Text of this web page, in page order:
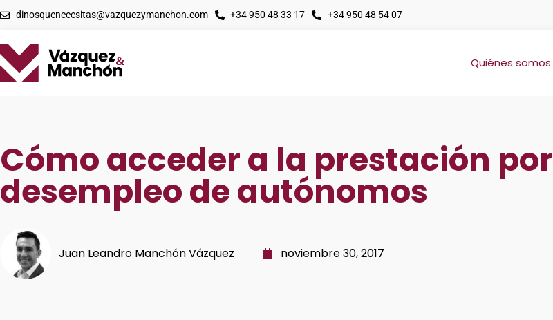
dinosquenecesitas@vazquezymanchon.com +34 950 48 33 17 +34 950 48 54 07
Quiénes somos
Cómo acceder a la prestación por
desempleo de autónomos
Juan Leandro Manchón Vázquez noviembre 30, 2017